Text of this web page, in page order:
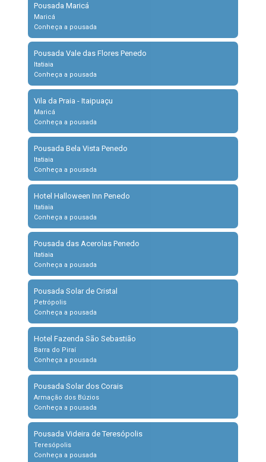
Pousada Maricá
Maricá
Conheça a pousada
Pousada Vale das Flores Penedo
Itatiaia
Conheça a pousada
Vila da Praia - Itaipuaçu
Maricá
Conheça a pousada
Pousada Bela Vista Penedo
Itatiaia
Conheça a pousada
Hotel Halloween Inn Penedo
Itatiaia
Conheça a pousada
Pousada das Acerolas Penedo
Itatiaia
Conheça a pousada
Pousada Solar de Cristal
Petrópolis
Conheça a pousada
Hotel Fazenda São Sebastião
Barra do Piraí
Conheça a pousada
Pousada Solar dos Corais
Armação dos Búzios
Conheça a pousada
Pousada Videira de Teresópolis
Teresópolis
Conheça a pousada